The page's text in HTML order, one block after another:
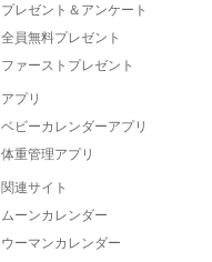
プレゼント＆アンケート
全員無料プレゼント
ファーストプレゼント
アプリ
ベビーカレンダーアプリ
体重管理アプリ
関連サイト
ムーンカレンダー
ウーマンカレンダー